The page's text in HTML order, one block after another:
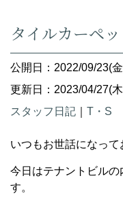
タイルカーペ
公開日：2022/09/23(
更新日：2023/04/27(
スタッフ日記
T・S
いつもお世話になって
今日はテナントビルの
す。